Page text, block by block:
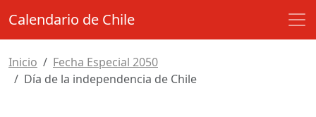
Calendario de Chile
Inicio
Fecha Especial 2050
Día de la independencia de Chile